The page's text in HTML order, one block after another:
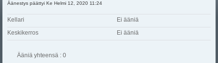
Äänestys päättyi Ke Helmi 12, 2020 11:24
Kellari
Ei ääniä
Keskikerros
Ei ääniä
Ääniä yhteensä : 0